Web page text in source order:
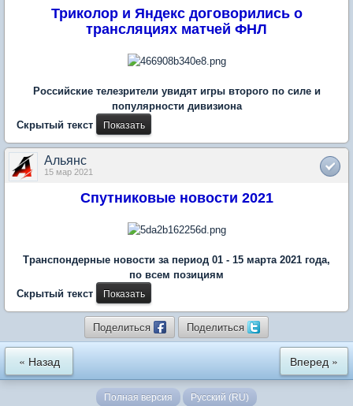
Триколор и Яндекс договорились о
трансляциях матчей ФНЛ
Российские телезрители увидят игры второго по силе и
популярности дивизиона
Скрытый текст
Альянс
15 мар 2021
Спутниковые новости 2021
Транспондерные новости за период 01 - 15 марта 2021 года,
по всем позициям
Скрытый текст
Поделиться Поделиться
« Назад Вперед »
Полная версия Русский (RU)